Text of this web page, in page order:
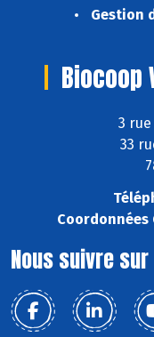
Gestion
Biocoop
3
33
Coordonnées
Nous suivre sur